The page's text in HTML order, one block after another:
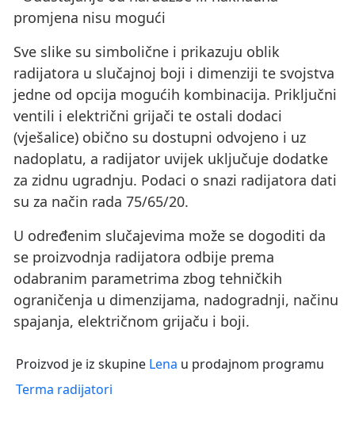
promjena nisu mogući
Sve slike su simbolične i prikazuju oblik
radijatora u slučajnoj boji i dimenziji te svojstva
jedne od opcija mogućih kombinacija. Priključni
ventili i električni grijači te ostali dodaci
(vješalice) obično su dostupni odvojeno i uz
nadoplatu, a radijator uvijek uključuje dodatke
za zidnu ugradnju. Podaci o snazi ​​radijatora dati
su za način rada 75/65/20.
U određenim slučajevima može se dogoditi da
se proizvodnja radijatora odbije prema
odabranim parametrima zbog tehničkih
ograničenja u dimenzijama, nadogradnji, načinu
spajanja, električnom grijaču i boji.
Proizvod je iz skupine Lena u prodajnom programu
Terma radijatori